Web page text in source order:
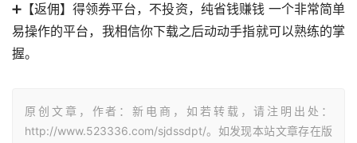
➕【返佣】得领券平台，不投资，纯省钱赚钱 一个非常简单
易操作的平台，我相信你下载之后动动手指就可以熟练的掌
握。
原创文章，作者：新电商，如若转载，请注明出处：
http://www.523336.com/sjdssdpt/。如发现本站文章存在版